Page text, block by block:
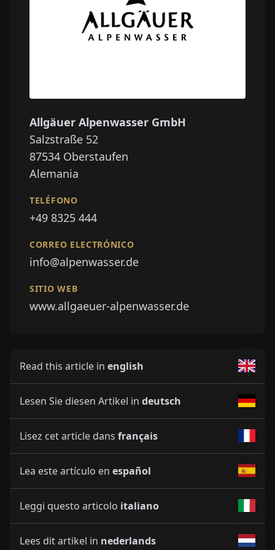
Allgäuer Alpenwasser GmbH
Salzstraße 52
87534 Oberstaufen
Alemania
TELÉFONO
+49 8325 444
CORREO ELECTRÓNICO
info@alpenwasser.de
SITIO WEB
www.allgaeuer-alpenwasser.de
Read this article in english
Lesen Sie diesen Artikel in deutsch
Lisez cet article dans français
Lea este artículo en español
Leggi questo articolo italiano
Lees dit artikel in nederlands